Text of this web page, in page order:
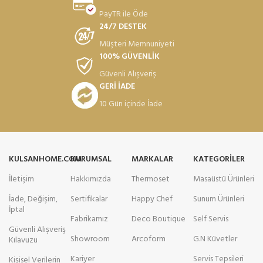
PayTR ile Öde
24/7 DESTEK
Müşteri Memnuniyeti
100% GÜVENLİK
Güvenli Alışveriş
GERİ İADE
10 Gün içinde İade
KULSANHOME.COM
İletişim
İade, Değişim,
İptal
Güvenli Alışveriş
Kılavuzu
Kişisel Verilerin
KURUMSAL
Hakkımızda
Sertifikalar
Fabrikamız
Showroom
Kariyer
MARKALAR
Thermoset
Happy Chef
Deco Boutique
Arcoform
KATEGORILER
Masaüstü Ürünleri
Sunum Ürünleri
Self Servis
G.N Küvetler
Servis Tepsileri